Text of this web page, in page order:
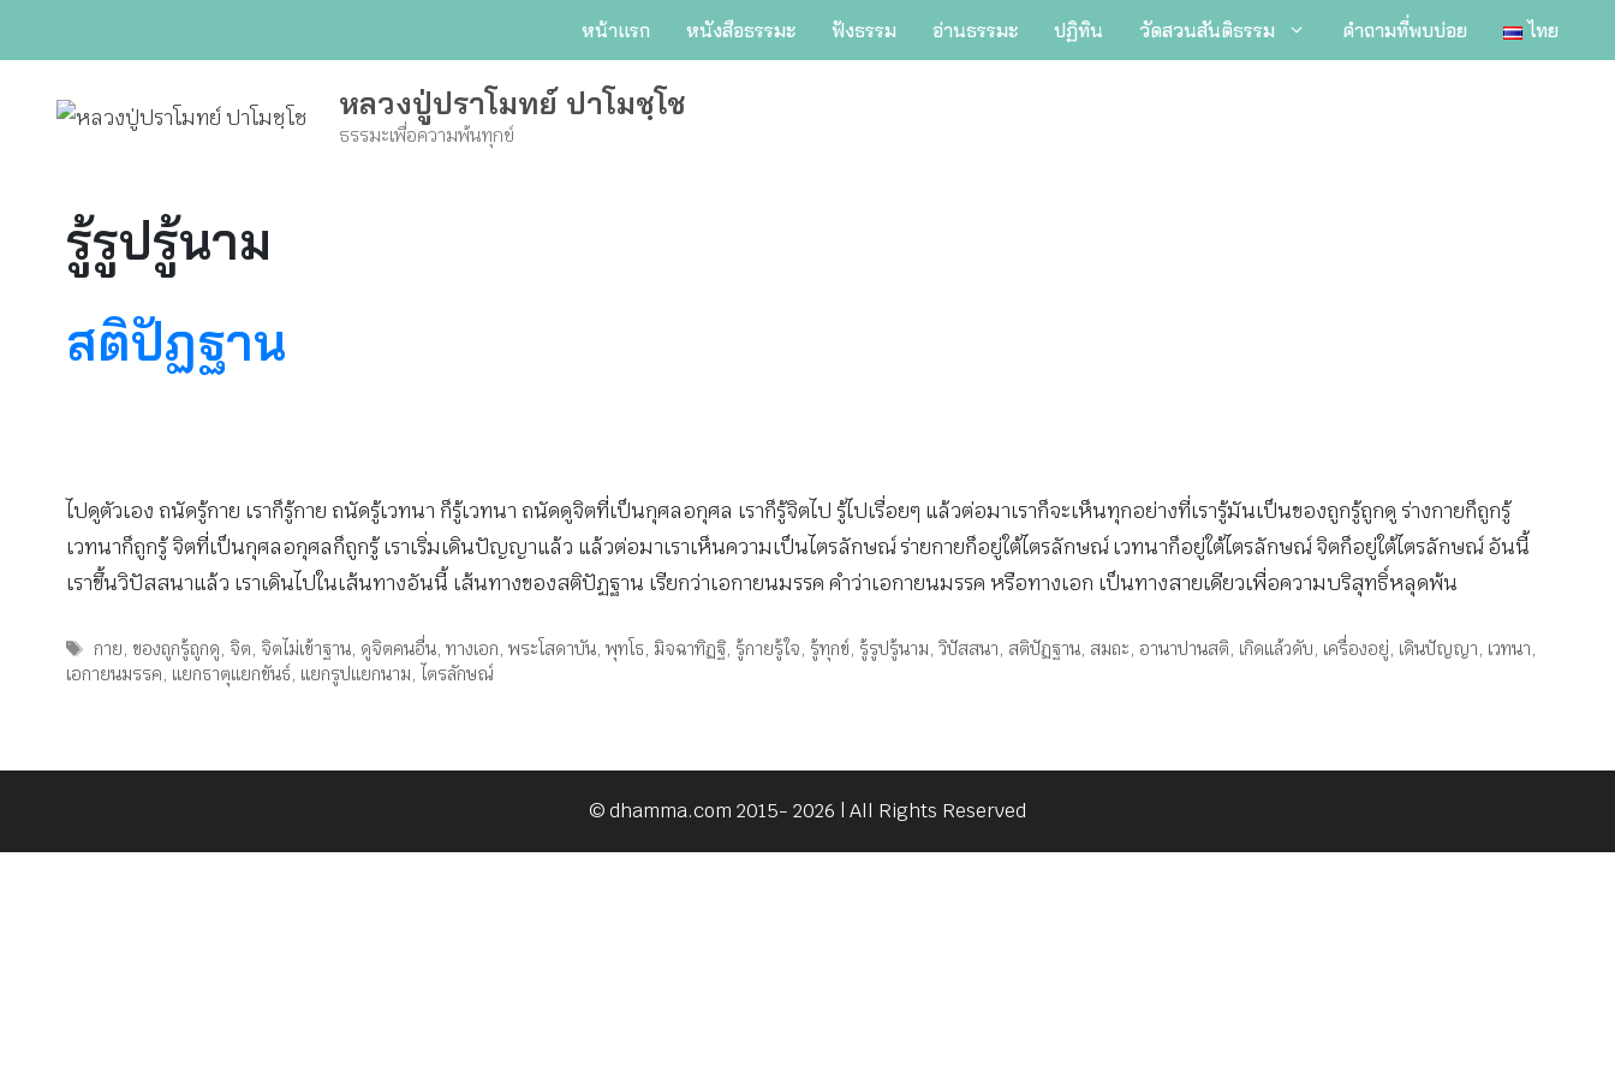
หน้าแรก หนังสือธรรมะ ฟังธรรม อ่านธรรมะ ปฏิทิน วัดสวนสันติธรรม คำถามที่พบบ่อย ไทย
หลวงปู่ปราโมทย์ ปาโมชฺโช
ธรรมะเพื่อความพ้นทุกข์
รู้รูปรู้นาม
สติปัฏฐาน
ไปดูตัวเอง ถนัดรู้กาย เราก็รู้กาย ถนัดรู้เวทนา ก็รู้เวทนา ถนัดดูจิตที่เป็นกุศลอกุศล เราก็รู้จิตไป รู้ไปเรื่อยๆ แล้วต่อมาเราก็จะเห็นทุกอย่างที่เรารู้มันเป็นของถูกรู้ถูกดู ร่างกายก็ถูกรู้
เวทนาก็ถูกรู้ จิตที่เป็นกุศลอกุศลก็ถูกรู้ เราเริ่มเดินปัญญาแล้ว แล้วต่อมาเราเห็นความเป็นไตรลักษณ์ ร่ายกายก็อยู่ใต้ไตรลักษณ์ เวทนาก็อยู่ใต้ไตรลักษณ์ จิตก็อยู่ใต้ไตรลักษณ์ อันนี้
เราขึ้นวิปัสสนาแล้ว เราเดินไปในเส้นทางอันนี้ เส้นทางของสติปัฏฐาน เรียกว่าเอกายนมรรค คําว่าเอกายนมรรค หรือทางเอก เป็นทางสายเดียวเพื่อความบริสุทธิ์หลุดพ้น
Tags
กาย, ของถูกรู้ถูกดู, จิต, จิตไม่เข้าฐาน, ดูจิตคนอื่น,ทางเอก,พระโสดาบัน,พุทโธ, มิจฉาทิฏฐิ, รู้กายรู้ใจ, รู้ทุกข์, รู้รูปรู้นาม,วิปัสสนา, สติปัฏฐาน, สมถะ, อานาปานสติ, เกิดแล้วดับ, เครื่องอยู่, เดินปัญญา, เวทนา,
เอกายนมรรค, แยกธาตุแยกขันธ์, แยกรูปแยกนาม, ไตรลักษณ์
© dhamma.com 2015- 2026 | All Rights Reserved